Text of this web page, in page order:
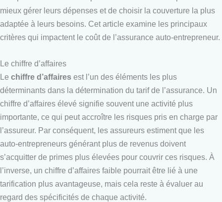
mieux gérer leurs dépenses et de choisir la couverture la plus
adaptée à leurs besoins. Cet article examine les principaux
critères qui impactent le coût de l’assurance auto-entrepreneur.
Le chiffre d’affaires
Le chiffre d’affaires est l’un des éléments les plus
déterminants dans la détermination du tarif de l’assurance. Un
chiffre d’affaires élevé signifie souvent une activité plus
importante, ce qui peut accroître les risques pris en charge par
l’assureur. Par conséquent, les assureurs estiment que les
auto-entrepreneurs générant plus de revenus doivent
s’acquitter de primes plus élevées pour couvrir ces risques. À
l’inverse, un chiffre d’affaires faible pourrait être lié à une
tarification plus avantageuse, mais cela reste à évaluer au
regard des spécificités de chaque activité.